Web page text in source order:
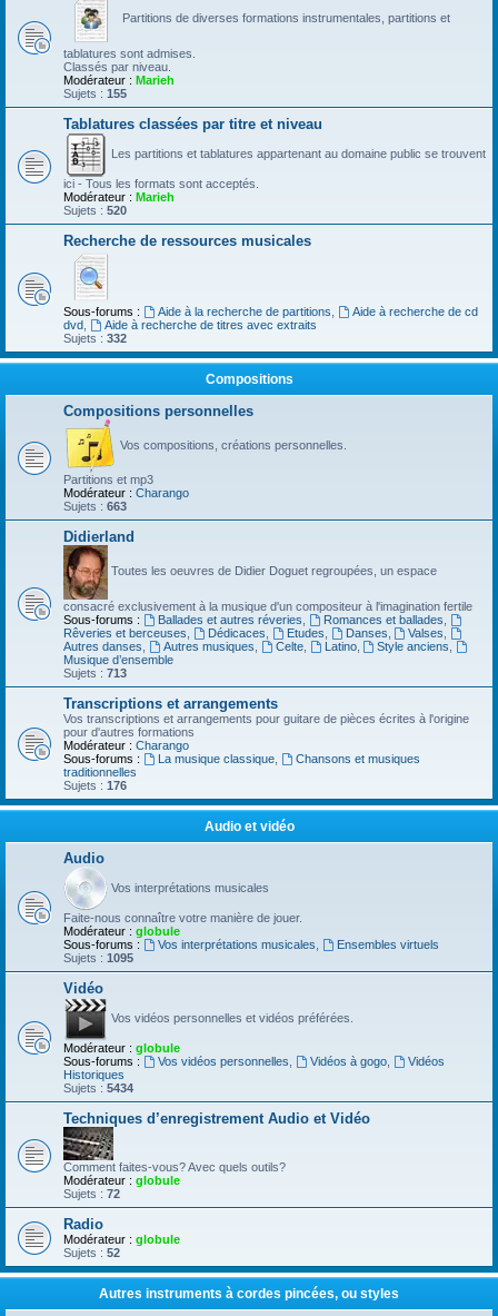
Partitions de diverses formations instrumentales, partitions et
tablatures sont admises.
Classés par niveau.
Modérateur : Marieh
Sujets : 155
Tablatures classées par titre et niveau
Les partitions et tablatures appartenant au domaine public se trouvent
ici - Tous les formats sont acceptés.
Modérateur : Marieh
Sujets : 520
Recherche de ressources musicales
Sous-forums : Aide à la recherche de partitions
Aide à recherche de cd
dvd
Aide à recherche de titres avec extraits
Sujets : 332
Compositions
Compositions personnelles
Vos compositions, créations personnelles.
Partitions et mp3
Modérateur : Charango
Sujets : 663
Didierland
Toutes les oeuvres de Didier Doguet regroupées, un espace
consacré exclusivement à la musique d'un compositeur à l'imagination fertile
Sous-forums :
Ballades et autres réveries Romances et ballades
Rêveries et berceuses
Dédicaces Etudes Danses Valses
Autres danses
Autres musiques Celte, Latino, Style anciens
Musique d’ensemble
Sujets : 713
Transcriptions et arrangements
Vos transcriptions et arrangements pour guitare de pièces écrites à l'origine
pour d'autres formations
Modérateur : Charango
Sous-forums :
La musique classique,
Chansons et musiques
traditionnelles
Sujets : 176
Audio et vidéo
Audio
Vos interprétations musicales
Faite-nous connaître votre manière de jouer.
Modérateur : globule
Sous-forums :
Vos interprétations musicales
Ensembles virtuels
Sujets : 1095
Vidéo
Vos vidéos personnelles et vidéos préférées.
Modérateur : globule
Sous-forums :
Vos vidéos personnelles Vidéos à gogo,
Vidéos
Historiques
Sujets : 5434
Techniques d’enregistrement Audio et Vidéo
Comment faites-vous? Avec quels outils?
Modérateur : globule
Sujets : 72
Radio
Modérateur : globule
Sujets : 52
Autres instruments à cordes pincées, ou styles